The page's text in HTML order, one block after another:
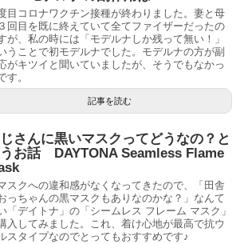
目コロナワクチン接種が終わりました。妻と母
回目を既に終えていて全てファイザーだったの
が、私の時には「モデルナしか残って無い！」
うことで初モデルナでした。モデルナの方が副
がキツイと聞いていましたが、そうでもなかっ
す。
記事を読む
さんに黒いマスクってどうなの？と
お話 DAYTONA Seamless Flame
スクへの違和感がなくなってきたので、「田舎
っちゃんの黒マスクもありなのかな？」なんて
「デイトナ」の「シームレス フレーム マスク」
入してみました。これ、着け心地が最高で抗ウ
スタイプなのでとってもおすすめです♪